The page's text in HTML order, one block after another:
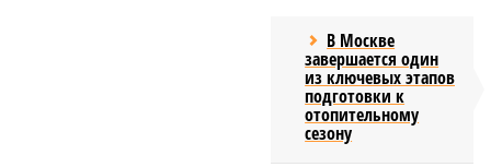
В Москве
завершается один
из ключевых этапов
подготовки к
отопительному
сезону